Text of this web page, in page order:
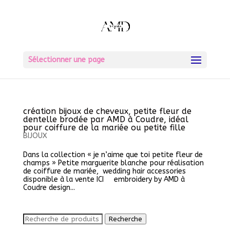
Sélectionner une page
création bijoux de cheveux, petite fleur de
dentelle brodée par AMD à Coudre, idéal
pour coiffure de la mariée ou petite fille
BIJOUX
Dans la collection « je n’aime que toi petite fleur de
champs » Petite marguerite blanche pour réalisation
de coiffure de mariée, wedding hair accessories
disponible à la vente ICI embroidery by AMD à
Coudre design...
Recherche
pour :
Recherche